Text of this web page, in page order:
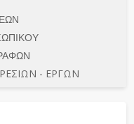
ΣΥΜΜΕΤΟΧΗΣ
- Ε.Α.ΔΗ.ΣΥ.
ΣΥΜΜΕΤΟΧΗΣ
ΣΥΜΜΕΤΟΧΗΣ
- ΕΡΓΩΝ